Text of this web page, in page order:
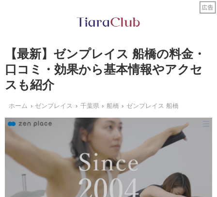
【最新】ゼンプレイス 船橋の料金・
口コミ・効果から基本情報やアクセ
スも紹介
ホーム ゼンプレイス 千葉県 船橋 ゼンプレイス 船橋